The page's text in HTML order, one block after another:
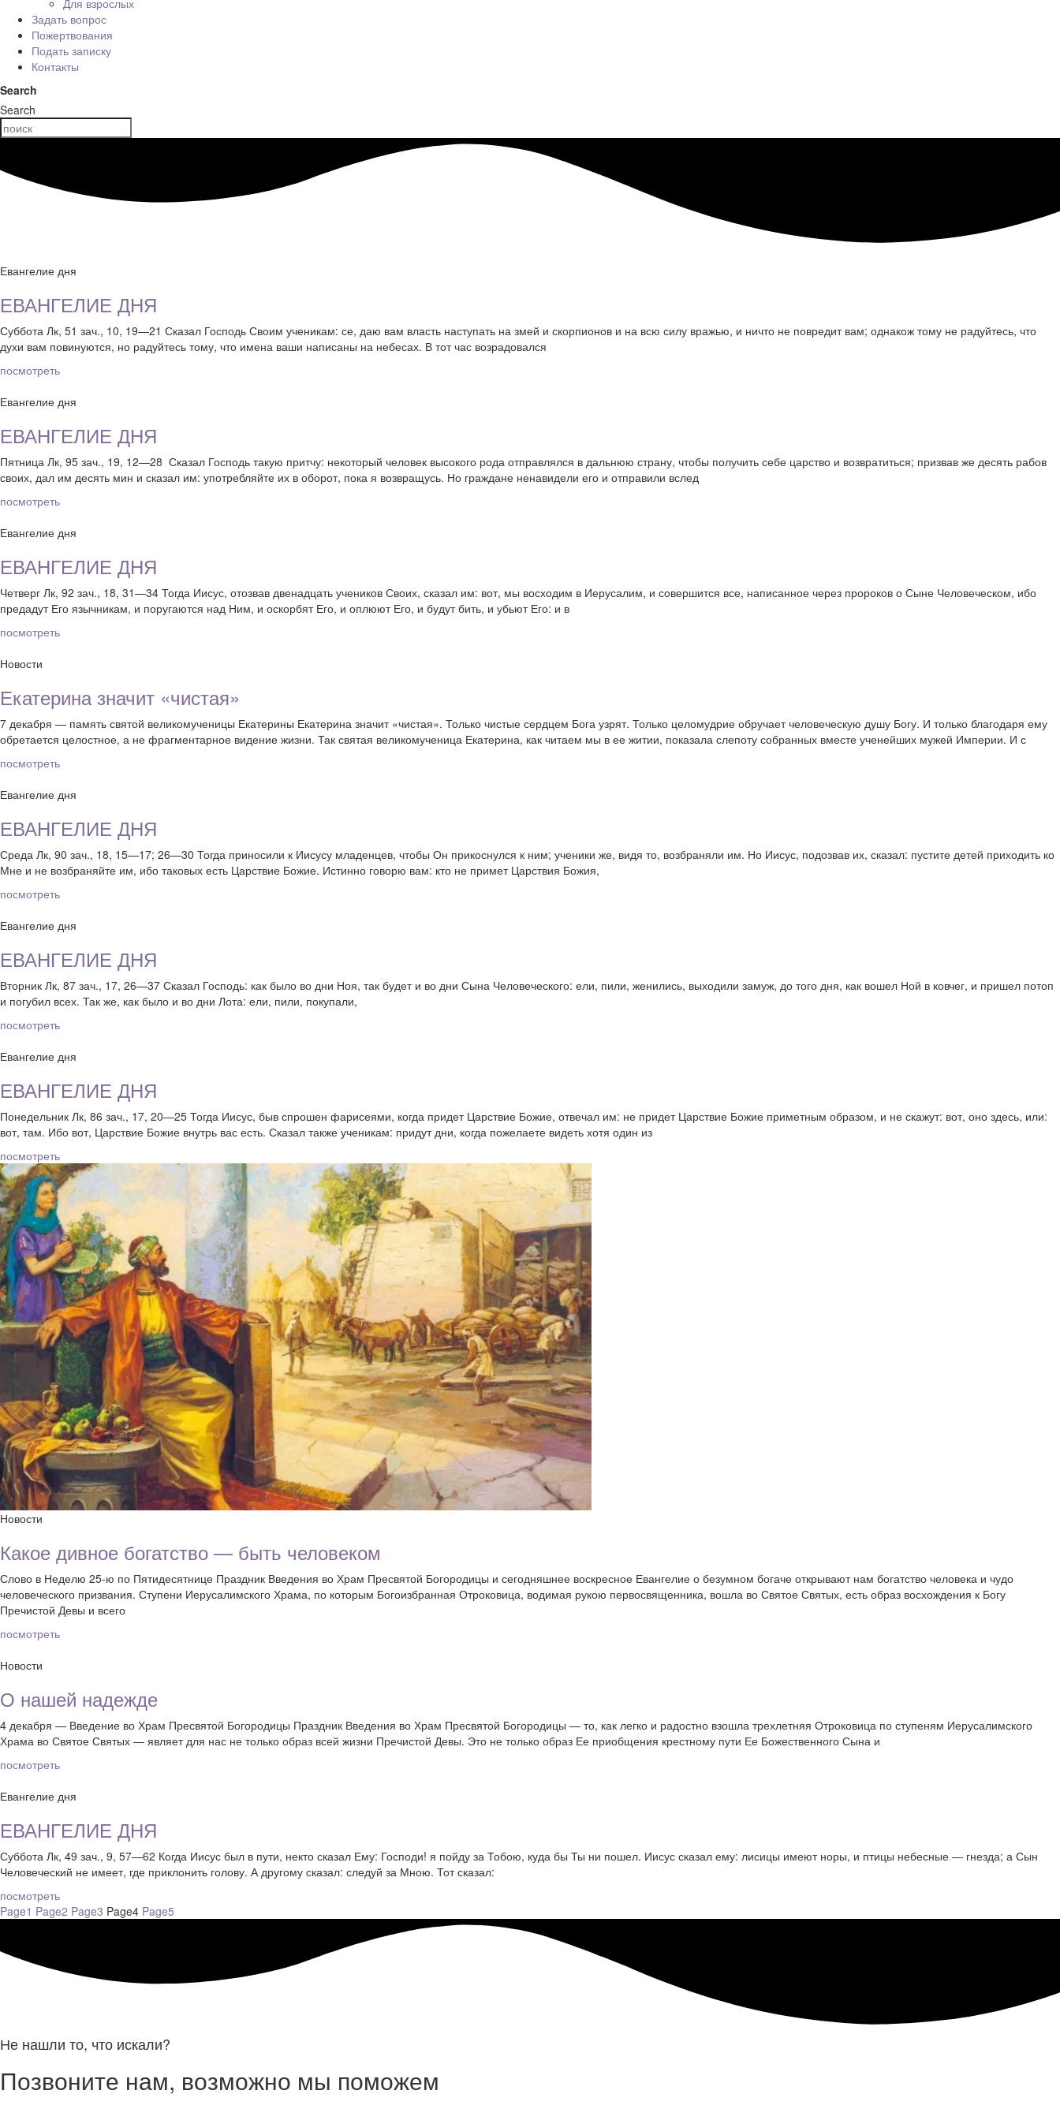
Для взрослых
Задать вопрос
Пожертвования
Подать записку
Контакты
Search
Search
Евангелие дня
ЕВАНГЕЛИЕ ДНЯ
Суббота Лк, 51 зач., 10, 19—21 Сказал Господь Своим ученикам: се, даю вам власть наступать на змей и скорпионов и на всю силу вражью, и ничто не повредит вам; однакож тому не радуйтесь, что
духи вам повинуются, но радуйтесь тому, что имена ваши написаны на небесах. В тот час возрадовался
посмотреть
Евангелие дня
ЕВАНГЕЛИЕ ДНЯ
Пятница Лк, 95 зач., 19, 12—28 Сказал Господь такую притчу: некоторый человек высокого рода отправлялся в дальнюю страну, чтобы получить себе царство и возвратиться; призвав же десять рабов
своих, дал им десять мин и сказал им: употребляйте их в оборот, пока я возвращусь. Но граждане ненавидели его и отправили вслед
посмотреть
Евангелие дня
ЕВАНГЕЛИЕ ДНЯ
Четверг Лк, 92 зач., 18, 31—34 Тогда Иисус, отозвав двенадцать учеников Своих, сказал им: вот, мы восходим в Иерусалим, и совершится все, написанное через пророков о Сыне Человеческом, ибо
предадут Его язычникам, и поругаются над Ним, и оскорбят Его, и оплюют Его, и будут бить, и убьют Его: и в
посмотреть
Новости
Екатерина значит «чистая»
7 декабря — память святой великомученицы Екатерины Екатерина значит «чистая». Только чистые сердцем Бога узрят. Только целомудрие обручает человеческую душу Богу. И только благодаря ему
обретается целостное, а не фрагментарное видение жизни. Так святая великомученица Екатерина, как читаем мы в ее житии, показала слепоту собранных вместе ученейших мужей Империи. И с
посмотреть
Евангелие дня
ЕВАНГЕЛИЕ ДНЯ
Среда Лк, 90 зач., 18, 15—17; 26—30 Тогда приносили к Иисусу младенцев, чтобы Он прикоснулся к ним; ученики же, видя то, возбраняли им. Но Иисус, подозвав их, сказал: пустите детей приходить ко
Мне и не возбраняйте им, ибо таковых есть Царствие Божие. Истинно говорю вам: кто не примет Царствия Божия,
посмотреть
Евангелие дня
ЕВАНГЕЛИЕ ДНЯ
Вторник Лк, 87 зач., 17, 26—37 Сказал Господь: как было во дни Ноя, так будет и во дни Сына Человеческого: ели, пили, женились, выходили замуж, до того дня, как вошел Ной в ковчег, и пришел потоп
и погубил всех. Так же, как было и во дни Лота: ели, пили, покупали,
посмотреть
Евангелие дня
ЕВАНГЕЛИЕ ДНЯ
Понедельник Лк, 86 зач., 17, 20—25 Тогда Иисус, быв спрошен фарисеями, когда придет Царствие Божие, отвечал им: не придет Царствие Божие приметным образом, и не скажут: вот, оно здесь, или:
вот, там. Ибо вот, Царствие Божие внутрь вас есть. Сказал также ученикам: придут дни, когда пожелаете видеть хотя один из
посмотреть
Новости
Какое дивное богатство — быть человеком
Слово в Неделю 25-ю по Пятидесятнице Праздник Введения во Храм Пресвятой Богородицы и сегодняшнее воскресное Евангелие о безумном богаче открывают нам богатство человека и чудо
человеческого призвания. Ступени Иерусалимского Храма, по которым Богоизбранная Отроковица, водимая рукою первосвященника, вошла во Святое Святых, есть образ восхождения к Богу
Пречистой Девы и всего
посмотреть
Новости
О нашей надежде
4 декабря — Введение во Храм Пресвятой Богородицы Праздник Введения во Храм Пресвятой Богородицы — то, как легко и радостно взошла трехлетняя Отроковица по ступеням Иерусалимского
Храма во Святое Святых — являет для нас не только образ всей жизни Пречистой Девы. Это не только образ Ее приобщения крестному пути Ее Божественного Сына и
посмотреть
Евангелие дня
ЕВАНГЕЛИЕ ДНЯ
Суббота Лк, 49 зач., 9, 57—62 Когда Иисус был в пути, некто сказал Ему: Господи! я пойду за Тобою, куда бы Ты ни пошел. Иисус сказал ему: лисицы имеют норы, и птицы небесные — гнезда; а Сын
Человеческий не имеет, где приклонить голову. А другому сказал: следуй за Мною. Тот сказал:
посмотреть
Page1 Page2 Page3 Page4 Page5
Не нашли то, что искали?
Позвоните нам, возможно мы поможем